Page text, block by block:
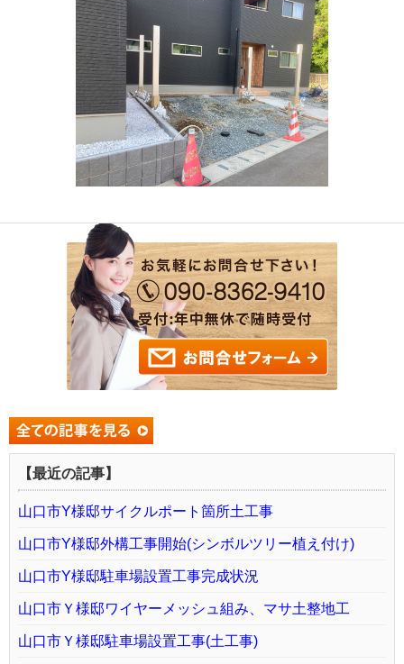
【最近の記事】
山口市Y様邸サイクルポート箇所土工事
山口市Y様邸外構工事開始(シンボルツリー植え付け)
山口市Y様邸駐車場設置工事完成状況
山口市Ｙ様邸ワイヤーメッシュ組み、マサ土整地工
山口市Ｙ様邸駐車場設置工事(土工事)